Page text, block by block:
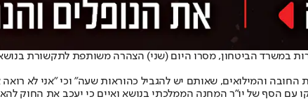
במשרד הביטחון, מסרו היום (שני) הצהרה משותפת לתקשורת
והמילואים, שאותם יש להגביל כהוראות שעה" וכי "אני לא
עם הסף של יו"ר המחנה הממלכתי בנושא ואיים כי יעכב את החוק